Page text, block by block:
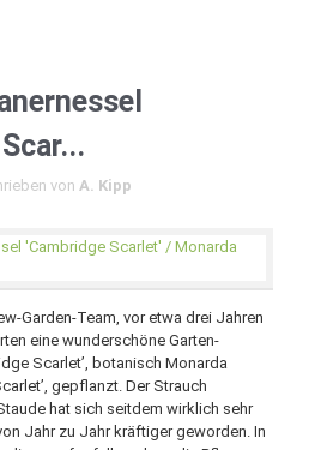
von A. Kipp
Garden-Team, vor etwa drei Jahren
eine wunderschöne Garten-
Scarlet’, botanisch Monarda
gepflanzt. Der Strauch
hat sich seitdem wirklich sehr
Jahr zu Jahr kräftiger geworden. In